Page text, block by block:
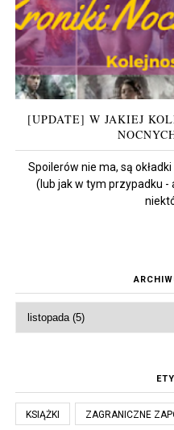
[UPDATE] W JAKIEJ
Spoilerów nie ma, są
(lub jak w tym przypadku -
KSIĄŻKI ZAGRANICZNE